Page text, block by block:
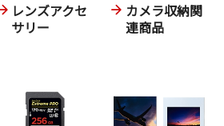
レンズアクセ
サリー
カメラ収納関
連商品